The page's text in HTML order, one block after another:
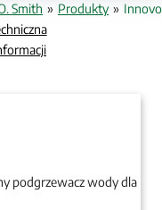
Smith » Produkty » Innovo
podgrzewacz wody dla